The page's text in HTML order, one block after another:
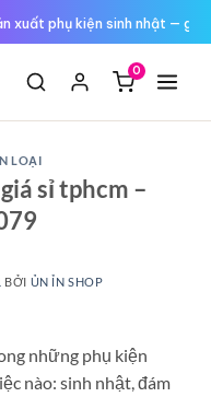
xuất phụ kiện sinh nhật —
miễn phí nếu hàng lỗi
0
LOẠI
sỉ tphcm –
BỞI ỦN ỈN SHOP
những phụ kiện
nào: sinh nhật, đám